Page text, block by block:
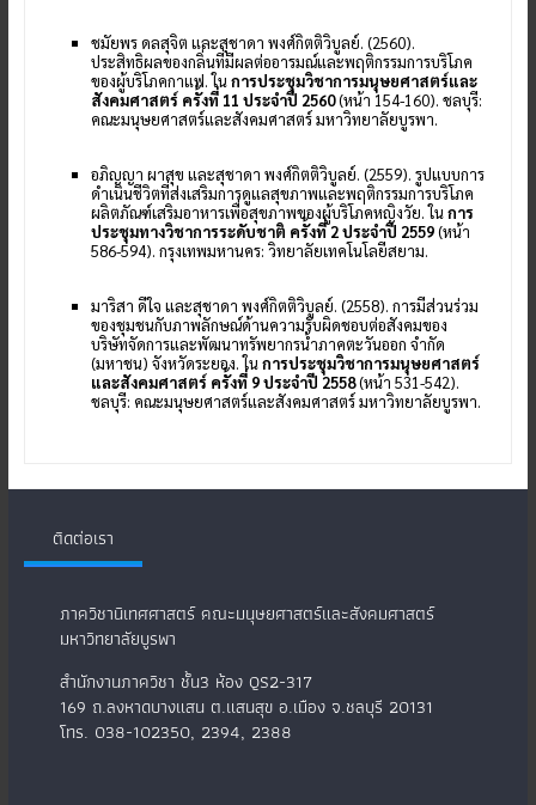
ชมัยพร ดลสุจิต และสุชาดา พงศ์กิตติวิบูลย์. (2560).
ประสิทธิผลของกลิ่นที่มีผลต่ออารมณ์และพฤติกรรมการบริโภค
ของผู้บริโภคกาแฟ. ในการประชุมวิชาการมนุษยศาสตร์และ
สังคมศาสตร์ ครั้งที่ 11 ประจำปี 2560(หน้า 154-160). ชลบุรี:
คณะมนุษยศาสตร์และสังคมศาสตร์ มหาวิทยาลัยบูรพา.
อภิญญา ผาสุข และสุชาดา พงศ์กิตติวิบูลย์. (2559). รูปแบบการ
ดำเนินชีวิตที่ส่งเสริมการดูแลสุขภาพและพฤติกรรมการบริโภค
ผลิตภัณฑ์เสริมอาหารเพื่อสุขภาพของผู้บริโภคหญิงวัย. ในการ
ประชุมทางวิชาการระดับชาติ ครั้งที่ 2 ประจำปี 2559(หน้า
586-594). กรุงเทพมหานคร: วิทยาลัยเทคโนโลยีสยาม.
มาริสา ดีใจ และสุชาดา พงศ์กิตติวิบูลย์. (2558). การมีส่วนร่วม
ของชุมชนกับภาพลักษณ์ด้านความรับผิดชอบต่อสังคมของ
บริษัทจัดการและพัฒนาทรัพยากรน้ำภาคตะวันออก จำกัด
(มหาชน) จังหวัดระยอง. ในการประชุมวิชาการมนุษยศาสตร์
และสังคมศาสตร์ ครั้งที่ 9 ประจำปี 2558(หน้า 531-542).
ชลบุรี: คณะมนุษยศาสตร์และสังคมศาสตร์ มหาวิทยาลัยบูรพา.
ติดต่อเรา
ภาควิชานิเทศศาสตร์ คณะมนุษยศาสตร์และสังคมศาสตร์
มหาวิทยาลัยบูรพา
สำนักงานภาควิชา ชั้น3 ห้อง QS2-317
169 ถ.ลงหาดบางแสน ต.แสนสุข อ.เมือง จ.ชลบุรี 20131
โทร. 038-102350, 2394, 2388